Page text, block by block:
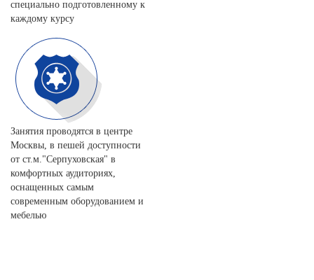
специально подготовленному к
каждому курсу
Занятия проводятся в центре
Москвы, в пешей доступности
от ст.м."Серпуховская" в
комфортных аудиториях,
оснащенных самым
современным оборудованием и
мебелью